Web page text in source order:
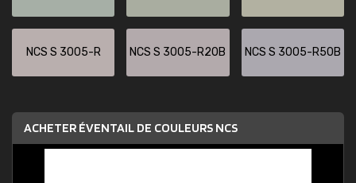
NCS S 3005-R NCS S 3005-R20B NCS S 3005-R50B
ACHETER ÉVENTAIL DE COULEURS NCS